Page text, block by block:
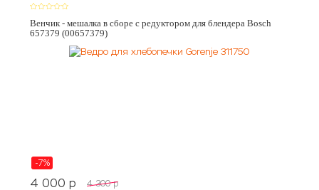
Венчик - мешалка в сборе с редуктором для блендера Bosch
657379 (00657379)
-7%
4 000 p 4 300 p